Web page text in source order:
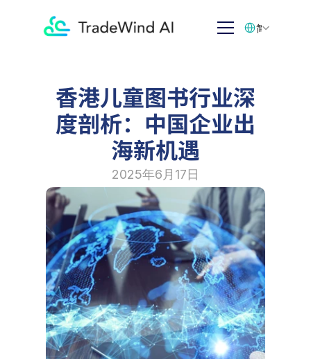
香港儿童图书行业深
度剖析：中国企业出
海新机遇
2025年6月17日
简体中文